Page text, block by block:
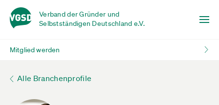
Verband der Gründer und
Selbstständigen Deutschland e.V.
Mitglied werden
Alle Branchenprofile